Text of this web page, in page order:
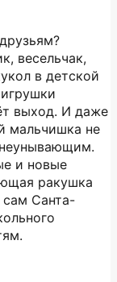
весельчак,
в детской
выход. И даже
мальчишка не
и новые
ракушка
Санта-